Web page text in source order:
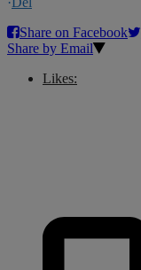
Share on Facebook
Share by Email
Likes: